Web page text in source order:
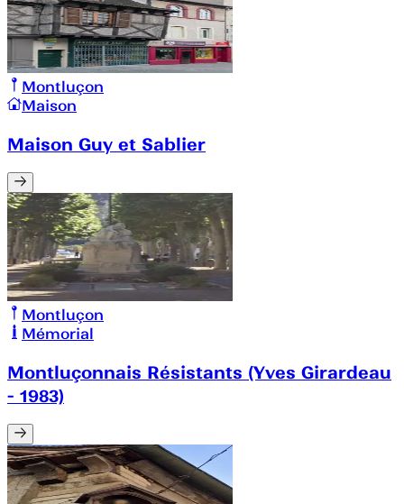
Montluçon
Maison
Maison Guy et Sablier
Montluçon
Mémorial
Montluçonnais Résistants (Yves Girardeau
- 1983)